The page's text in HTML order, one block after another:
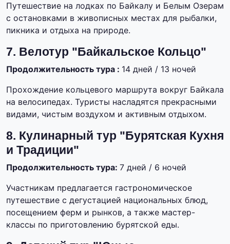
Путешествие на лодках по Байкалу и Белым Озерам
с остановками в живописных местах для рыбалки,
пикника и отдыха на природе.
7. Велотур "Байкальское Кольцо"
Продолжительность тура : 14 дней / 13 ночей
Прохождение кольцевого маршрута вокруг Байкала
на велосипедах. Туристы насладятся прекрасными
видами, чистым воздухом и активным отдыхом.
8. Кулинарный тур "Бурятская Кухня
и Традиции"
Продолжительность тура: 7 дней / 6 ночей
Участникам предлагается гастрономическое
путешествие с дегустацией национальных блюд,
посещением ферм и рынков, а также мастер-
классы по приготовлению бурятской еды.